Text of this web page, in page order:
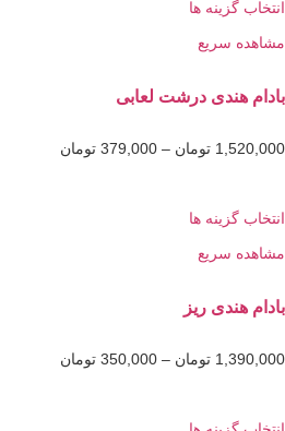
ها
سریع
درشت لعابی
تومان –
379,000 تومان
ها
سریع
ریز
تومان –
350,000 تومان